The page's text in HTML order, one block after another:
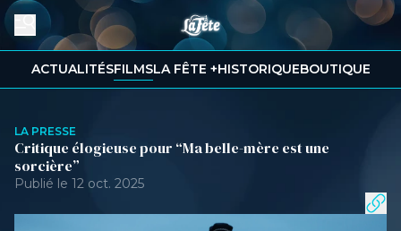
ACTUALITÉSFILMSLA FÊTE +HISTORIQUEBOUTIQUE
LA PRESSE
Critique élogieuse pour “Ma belle-mère est une
sorcière”
Publié le 12 oct. 2025